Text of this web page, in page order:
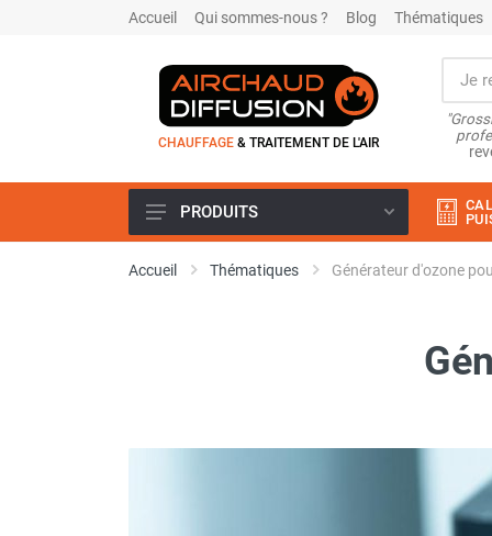
Accueil Qui sommes-nous ? Blog Thématiques
CHAUFFAGE & TRAITEMENT DE L'AIR
Climatiseur
PRODUITS
Accueil Thématiques Générateur d'ozone